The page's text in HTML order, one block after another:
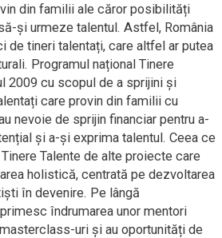
din familii ale căror posibilități
și urmeze talentul. Astfel, România
de tineri talentați, care altfel ar putea
Programul național Tinere
2009 cu scopul de a sprijini și
care provin din familii cu
nevoie de sprijin financiar pentru a-
și a-și exprima talentul. Ceea ce
Talente de alte proiecte care
holistică, centrată pe dezvoltarea
în devenire. Pe lângă
îndrumarea unor mentori
uri și au oportunități de